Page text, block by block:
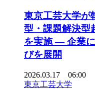
東京工芸大学が
型・課題解決型
を実施 ― 企業
びを展開
2026.03.17 06:00
東京工芸大学